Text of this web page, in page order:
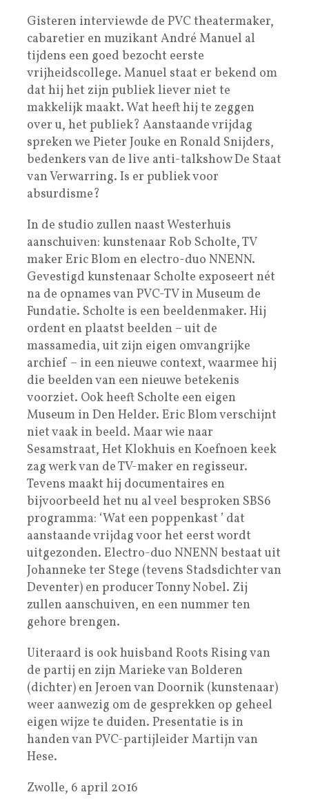
Gisteren interviewde de PVC theatermaker,
cabaretier en muzikant André Manuel al
tijdens een goed bezocht eerste
vrijheidscollege. Manuel staat er bekend om
dat hij het zijn publiek liever niet te
makkelijk maakt. Wat heeft hij te zeggen
over u, het publiek? Aanstaande vrijdag
spreken we Pieter Jouke en Ronald Snijders,
bedenkers van de live anti-talkshow De Staat
van Verwarring. Is er publiek voor
absurdisme?
In de studio zullen naast Westerhuis
aanschuiven: kunstenaar Rob Scholte, TV
maker Eric Blom en electro-duo NNENN.
Gevestigd kunstenaar Scholte exposeert nét
na de opnames van PVC-TV in Museum de
Fundatie. Scholte is een beeldenmaker. Hij
ordent en plaatst beelden – uit de
massamedia, uit zijn eigen omvangrijke
archief – in een nieuwe context, waarmee hij
die beelden van een nieuwe betekenis
voorziet. Ook heeft Scholte een eigen
Museum in Den Helder. Eric Blom verschijnt
niet vaak in beeld. Maar wie naar
Sesamstraat, Het Klokhuis en Koefnoen keek
zag werk van de TV-maker en regisseur.
Tevens maakt hij documentaires en
bijvoorbeeld het nu al veel besproken SBS6
programma: ‘Wat een poppenkast ’ dat
aanstaande vrijdag voor het eerst wordt
uitgezonden. Electro-duo NNENN bestaat uit
Johanneke ter Stege (tevens Stadsdichter van
Deventer) en producer Tonny Nobel. Zij
zullen aanschuiven, en een nummer ten
gehore brengen.
Uiteraard is ook huisband Roots Rising van
de partij en zijn Marieke van Bolderen
(dichter) en Jeroen van Doornik (kunstenaar)
weer aanwezig om de gesprekken op geheel
eigen wijze te duiden. Presentatie is in
handen van PVC-partijleider Martijn van
Hese.
Zwolle, 6 april 2016